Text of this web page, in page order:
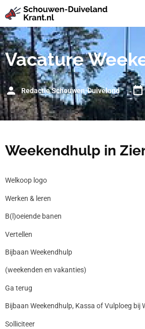
Vacature
Redactie Schouwen-Duiveland
Weekendhulp in
Welkoop logo
Werken & leren
B(l)oeiende banen
Vertellen
Bijbaan Weekendhulp
(weekenden en vakanties)
Ga terug
Bijbaan Weekendhulp, Kassa of Vulploeg bij
Solliciteer